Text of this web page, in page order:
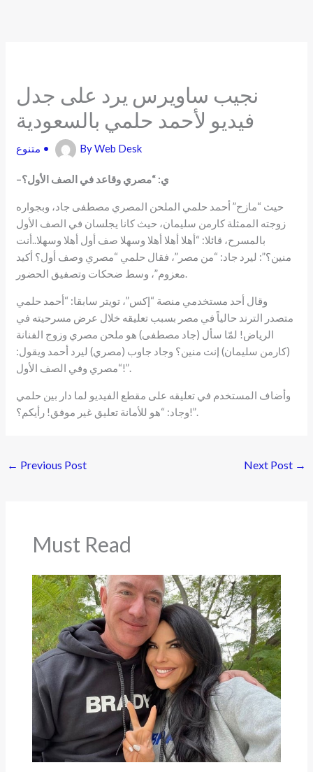
نجيب ساويرس يرد على جدل
فيديو لأحمد حلمي بالسعودية
متنوع • ByWeb Desk
–ي: “مصري وقاعد في الصف الأول؟
حيث “مازح” أحمد حلمي الملحن المصري مصطفى جاد، وبجواره
زوجته الممثلة كارمن سليمان، حيث كانا يجلسان في الصف الأول
بالمسرح، قائلا: “أهلا أهلا أهلا وسهلا صف أول أهلا وسهلا..أنت
منين؟”: ليرد جاد: “من مصر”، فقال حلمي “مصري وصف أول؟ أكيد
وقال أحد مستخدمي منصة “إكس”، تويتر سابقا: “أحمد حلمي
متصدر الترند حالياً في مصر بسبب تعليقه خلال عرض مسرحيته في
الرياض! لمّا سأل (جاد مصطفى) هو ملحن مصري وزوج الفنانة
(كارمن سليمان) إنت منين؟ وجاد جاوب (مصري) ليرد أحمد ويقول:
“مصري وفي الصف الأول!”.
وأضاف المستخدم في تعليقه على مقطع الفيديو لما دار بين حلمي
وجاد: “هو للأمانة تعليق غير موفق! رأيكم؟!”.
← Previous Post Next Post →
Must Read